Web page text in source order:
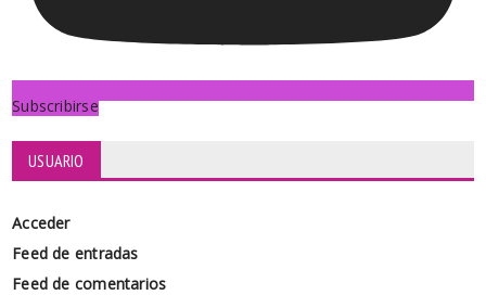
Subscribirse
USUARIO
Acceder
Feed de entradas
Feed de comentarios